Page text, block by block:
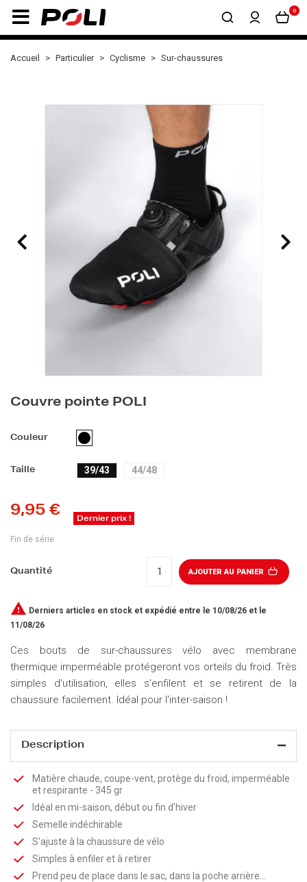
0
Accueil Particulier Cyclisme Sur-chaussures
Couvre pointe POLI
Couleur NOIR
Taille 39/43 44/48
9,95 € Dernier prix !
Fin de série
Quantité AJOUTER AU PANIER
 Derniers articles en stock et expédié entre le 10/08/26 et le
11/08/26
Ces bouts de sur-chaussures vélo avec membrane
thermique imperméable protégeront vos orteils du froid. Très
simples d'utilisation, elles s'enfilent et se retirent de la
chaussure facilement. Idéal pour l'inter-saison !
Description
Matière chaude, coupe-vent, protège du froid, imperméable
et respirante - 345 gr
Idéal en mi-saison, début ou fin d'hiver
Semelle indéchirable
S'ajuste à la chaussure de vélo
Simples à enfiler et à retirer
Prend peu de place dans le sac, dans la poche arrière...